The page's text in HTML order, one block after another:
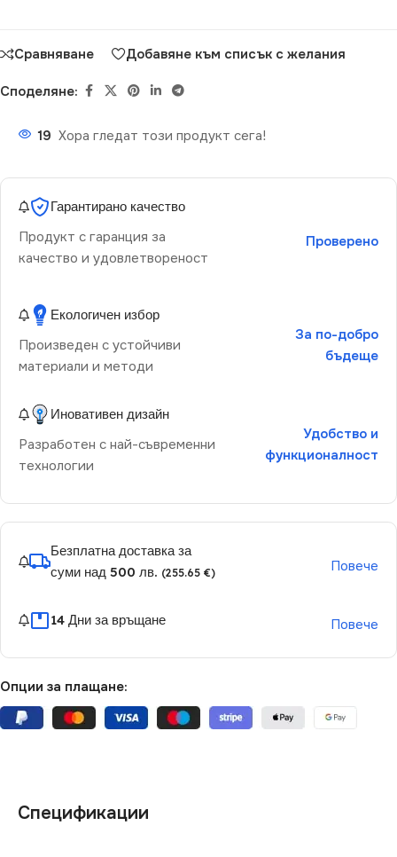
Сравняване Добавяне към списък с желания
Споделяне:
19 Хора гледат този продукт сега!
Гарантирано качество
Продукт с гаранция за
качество и удовлетвореност
Проверено
Екологичен избор
Произведен с устойчиви
материали и методи
За по-добро
бъдеще
Иновативен дизайн
Разработен с най-съвременни
технологии
Удобство и
функционалност
Безплатна доставка за
суми над 500 лв. (255.65 €) Повече
14 Дни за връщане Повече
Опции за плащане:
Спецификации